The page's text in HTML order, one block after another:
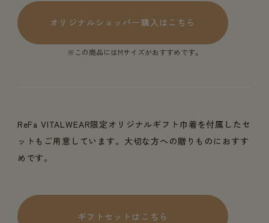
オリジナルショッパー購入はこちら
※この商品にはMサイズがおすすめです。
ReFa VITALWEAR限定オリジナルギフト巾着を付属したセ
ットもご用意しています。大切な方への贈りものにおすす
めです。
ギフトセットはこちら